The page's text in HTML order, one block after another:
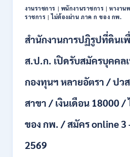
ป.ตรี
หลาย
/
ต้อง
ภาค
ของ
/
งานราชการ | พนักงานราชการ |หางาน
ราชการ |ไม่ต้องผ่าน ภาค ก ของ กพ.
สำนักงานการปฏิรูปที่ดินเ
ส.ป.ก. เปิดรับสมัครบุคคล
กองทุนฯ หลายอัตรา / ปว
สาขา / เงินเดือน 18000
ของ กพ. / สมัคร online 3
2569